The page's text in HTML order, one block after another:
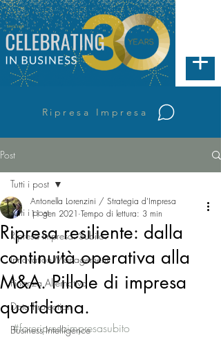
Ripresa Impresa
Post
Tutti i post
Ripresa Impresa. Subito.
Innovation Management
Finanza Alternativa
Data Protection
Business Intelligence
Tutti i post
Ripresa resiliente: dalla
continuità operativa alla
M&A. Pillole di impresa
quotidiana.
Antonella Lorenzini / Strategia d'Impresa
11 gen 2021 Tempo di lettura: 3 min
#fareripresaimpresasubito